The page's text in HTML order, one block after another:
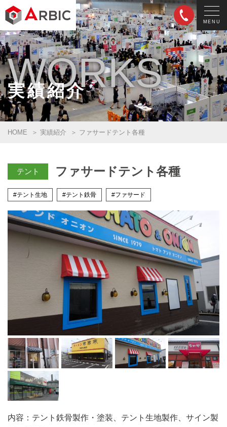
MENU
WORKS
実績紹介
HOME 実績紹介 ファサードテント各種
テント ファサードテント各種
#テント生地 #テント鉄骨 #ファサード
内容：テント鉄骨製作・塗装、テント生地製作、サイン製